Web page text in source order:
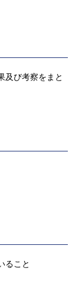
及び考察をまと
ること